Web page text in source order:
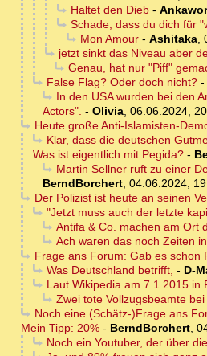
Haltet den Dieb- Ankawor
Schade, dass du dich für
Mon Amour- Ashitaka,
jetzt sinkt das Niveau aber
Genau, hat nur "Piff"
False Flag? Oder doch nicht?-
In den USA wurden bei den
Actors". - Olivia, 06.06.2024,
Heute große Anti-Islamisten-
Klar, dass die deutschen
Was ist eigentlich mit Pegida? -
Martin Sellner ruft zu einer
BerndBorchert, 04.06.2024,
Der Polizist ist heute an seinen
"Jetzt muss auch der letzte
Antifa & Co. machen am Ort
Ach waren das noch Zeiten
Frage ans Forum: Gab es schon
Was Deutschland betrifft, - D-
Laut Wikipedia am 7.1.2015 in
Zwei tote Vollzugsbeamte
Noch eine (Schätz-)Frage ans
Mein Tipp: 20% - BerndBorchert,
Noch ein Youtuber, der über